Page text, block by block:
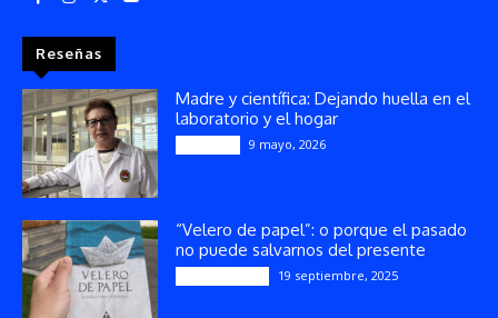
Reseñas
Madre y científica: Dejando huella en el
laboratorio y el hogar
9 mayo, 2026
“Velero de papel”: o porque el pasado
no puede salvarnos del presente
19 septiembre, 2025